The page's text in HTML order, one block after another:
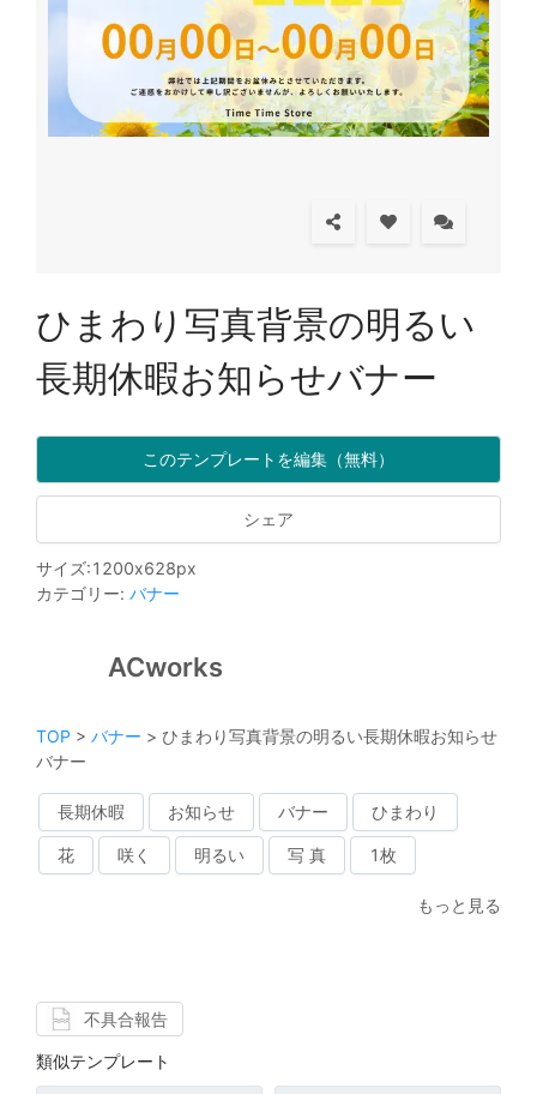
ひまわり写真背景の明るい
長期休暇お知らせバナー
このテンプレートを編集（無料）
シェア
サイズ:1200x628px
カテゴリー: バナー
ACworks
TOP > バナー > ひまわり写真背景の明るい長期休暇お知らせ
バナー
長期休暇 お知らせ バナー ひまわり
花 咲く 明るい 写 真 1枚
もっと見る
不具合報告
類似テンプレート